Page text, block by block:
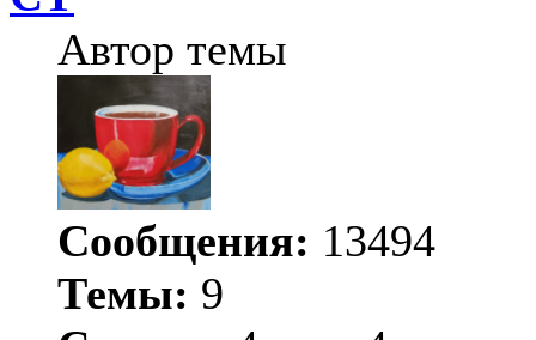
Автор темы
Сообщения: 13494
Темы: 9